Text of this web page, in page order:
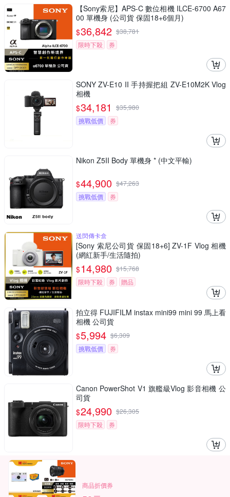
【Sony索尼】APS-C 數位相機 ILCE-6700 A67
00 單機身 (公司貨 保固18+6個月)
$36,842 $38,781
限時下殺
券
SONY ZV-E10 II 手持握把組 ZV-E10M2K Vlog
相機
$34,181 $35,980
挑戰低價
券
Nikon Z5II Body 單機身 * (中文平輸)
$44,900 $47,263
挑戰低價
券
送閃傳卡盒
[Sony 索尼公司貨 保固18+6] ZV-1F Vlog 相機
(網紅新手/生活隨拍)
$14,980 $15,768
限時下殺
券 贈品
拍立得 FUJIFILM instax mini99 mini 99 馬上看
相機 公司貨
$5,994 $6,309
挑戰低價
券
Canon PowerShot V1 旗艦級Vlog 影音相機 公
司貨
$24,990 $26,305
限時下殺
券
商品折價券